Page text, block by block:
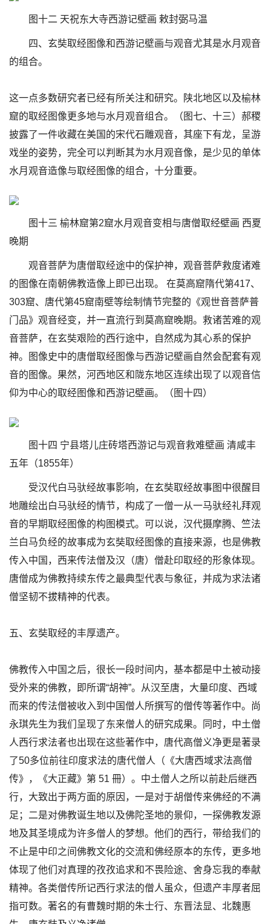
图十二 天祝东大寺西游记壁画 敕封弼马温
四、玄奘取经图像和西游记壁画与观音尤其是水月观音
的组合。
这一点多数研究者已经有所关注和研究。陕北地区以及榆林
窟的取经图像更多地与水月观音组合。（图七、十三）郝稷
披露了一件收藏在美国的宋代石雕观音，其座下有龙，呈游
戏坐的姿势，完全可以判断其为水月观音像，是少见的单体
水月观音造像与取经图像的组合，十分重要。
图十三 榆林窟第2窟水月观音变相与唐僧取经壁画 西夏
晚期
观音菩萨为唐僧取经途中的保护神，观音菩萨救度诸难
的图像在南朝佛教造像上即已出现。 在莫高窟隋代第417、
303窟、唐代第45窟南壁等绘制情节完整的《观世音菩萨普
门品》观音经变，并一直流行到莫高窟晚期。救诸苦难的观
音菩萨，在玄奘艰险的西行途中，自然成为其心系的保护
神。图像史中的唐僧取经图像与西游记壁画自然会配套有观
音的图像。果然，河西地区和陇东地区连续出现了以观音信
仰为中心的取经图像和西游记壁画。（图十四）
图十四 宁县塔儿庄砖塔西游记与观音救难壁画 清咸丰
五年（1855年）
受汉代白马驮经故事影响，在玄奘取经故事图中很醒目
地雕绘出白马驮经的情节，构成了一僧一从一马驮经礼拜观
音的早期取经图像的构图模式。可以说，汉代摄摩腾、竺法
兰白马负经的故事成为玄奘取经图像的直接来源，也是佛教
传入中国，西来传法僧及汉（唐）僧赴印取经的形象体现。
唐僧成为佛教持续东传之最典型代表与象征，并成为求法诸
僧坚韧不拔精神的代表。
五、玄奘取经的丰厚遗产。
佛教传入中国之后，很长一段时间内，基本都是中土被动接
受外来的佛教，即所谓“胡神”。从汉至唐，大量印度、西域
而来的传法僧被收入到中国僧人所撰写的僧传等著作中。尚
永琪先生为我们呈现了东来僧人的研究成果。同时，中土僧
人西行求法者也出现在这些著作中，唐代高僧义净更是著录
了50多位前往印度求法的唐代僧人（《大唐西域求法高僧
传》，《大正藏》第 51 冊）。中土僧人之所以前赴后继西
行，大致出于两方面的原因，一是对于胡僧传来佛经的不满
足；二是对佛教诞生地以及佛陀圣地的景仰，一探佛教发源
地及其圣境成为许多僧人的梦想。他们的西行，带给我们的
不止是中印之间佛教文化的交流和佛经原本的东传，更多地
体现了他们对真理的孜孜追求和不畏险途、舍身忘我的奉献
精神。各类僧传所记西行求法的僧人虽众，但遗产丰厚者屈
指可数。著名的有曹魏时期的朱士行、东晋法显、北魏惠